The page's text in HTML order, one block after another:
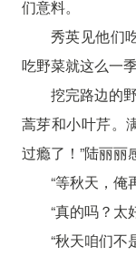
们意料。
秀英见他们
吃野菜就这么一
挖完路边的
蒿芽和小叶芹。
过瘾了！”陆丽丽
“等秋天，俺
“真的吗？太
“秋天咱们不